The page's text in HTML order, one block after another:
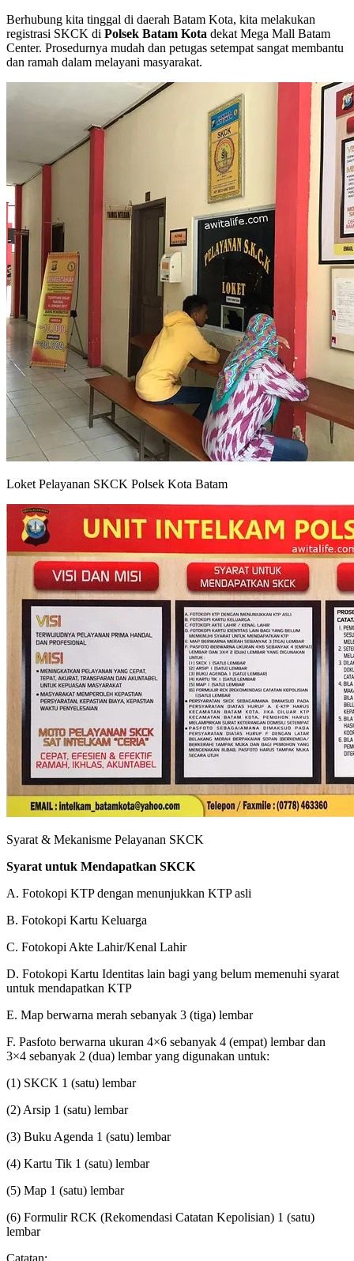
Berhubung kita tinggal di daerah Batam Kota, kita melakukan
registrasi SKCK di Polsek Batam Kota dekat Mega Mall Batam
Center. Prosedurnya mudah dan petugas setempat sangat membantu
dan ramah dalam melayani masyarakat.
Loket Pelayanan SKCK Polsek Kota Batam
Syarat & Mekanisme Pelayanan SKCK
Syarat untuk Mendapatkan SKCK
A. Fotokopi KTP dengan menunjukkan KTP asli
B. Fotokopi Kartu Keluarga
C. Fotokopi Akte Lahir/Kenal Lahir
D. Fotokopi Kartu Identitas lain bagi yang belum memenuhi syarat
untuk mendapatkan KTP
E. Map berwarna merah sebanyak 3 (tiga) lembar
F. Pasfoto berwarna ukuran 4×6 sebanyak 4 (empat) lembar dan
3×4 sebanyak 2 (dua) lembar yang digunakan untuk:
(1) SKCK 1 (satu) lembar
(2) Arsip 1 (satu) lembar
(3) Buku Agenda 1 (satu) lembar
(4) Kartu Tik 1 (satu) lembar
(5) Map 1 (satu) lembar
(6) Formulir RCK (Rekomendasi Catatan Kepolisian) 1 (satu)
lembar
Catatan: